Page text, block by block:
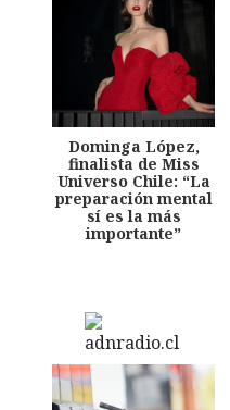
Dominga López,
finalista de Miss
Universo Chile: “La
preparación mental
sí es la más
importante”